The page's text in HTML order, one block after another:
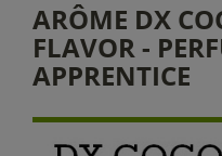
ARÔME DX
FLAVOR -
APPRENTICE